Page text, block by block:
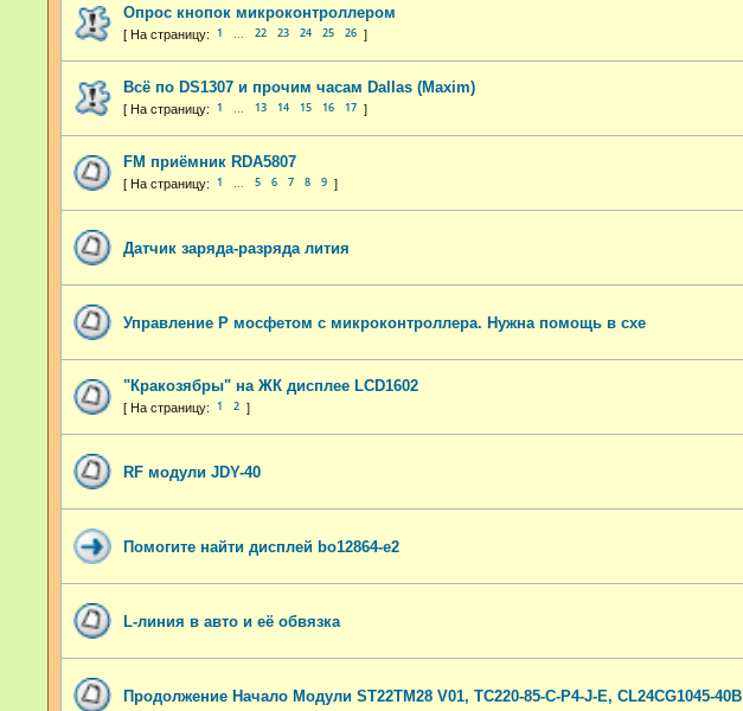
Опрос кнопок микроконтроллером
1 22 23 24 25 26
Всё по DS1307 и прочим часам Dallas (Maxim)
1 13 14 15 16 17
FM приёмник RDA5807
1 5 6 7 8 9
Датчик заряда-разряда лития
Управление P мосфетом с микроконтроллера. Нужна помощь в схе
"Кракозябры" на ЖК дисплее LCD1602
1 2
RF модули JDY-40
Помогите найти дисплей bo12864-e2
L-линия в авто и её обвязка
Продолжение Начало Модули ST22TM28 V01, TC220-85-C-P4-J-E, CL24CG1045-40B